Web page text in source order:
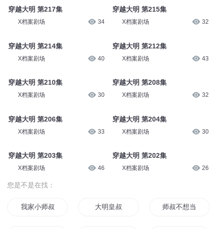
穿越大明 第217集
X档案剧场 34
穿越大明 第214集
X档案剧场 40
穿越大明 第210集
X档案剧场 30
穿越大明 第206集
X档案剧场 33
穿越大明 第203集
X档案剧场 46
穿越大明 第215集
X档案剧场 32
穿越大明 第212集
X档案剧场 43
穿越大明 第208集
X档案剧场 32
穿越大明 第204集
X档案剧场 30
穿越大明 第202集
X档案剧场 26
您是不是在找：
我家小师叔是凡人 大明皇叔 师叔不想当皇帝